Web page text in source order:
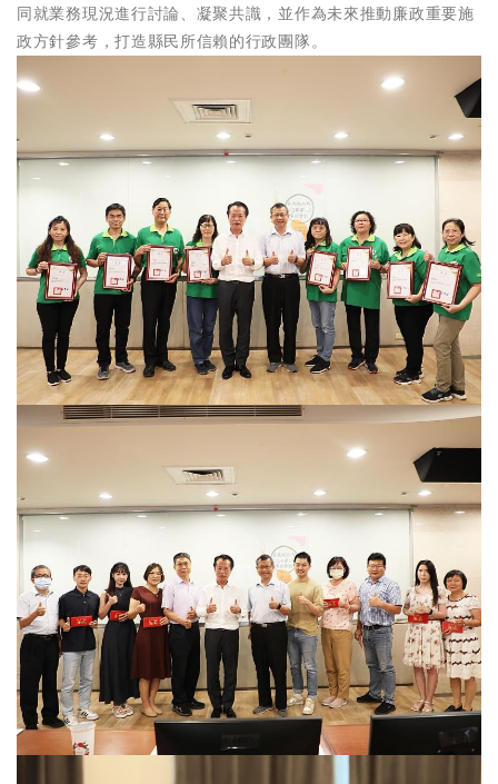
同就業務現況進行討論、凝聚共識，並作為未來推動廉政重要施
政方針參考，打造縣民所信賴的行政團隊。